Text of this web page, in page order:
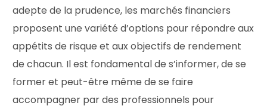
adepte de la prudence, les marchés financiers
proposent une variété d’options pour répondre aux
appétits de risque et aux objectifs de rendement
de chacun. Il est fondamental de s’informer, de se
former et peut-être même de se faire
accompagner par des professionnels pour